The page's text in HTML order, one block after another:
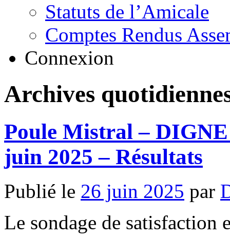
Statuts de l’Amicale
Comptes Rendus
Connexion
Archives
Poule Mistral –
juin 2025 – Résultats
Publié le 26 juin 2025 par
Le sondage de satisfaction